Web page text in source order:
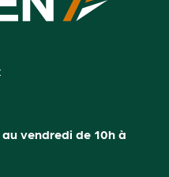
vendredi de 10h à